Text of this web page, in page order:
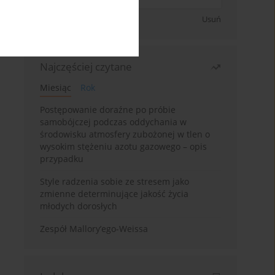
Usuń
Najczęściej czytane
Miesiąc
Rok
Postępowanie doraźne po próbie
samobójczej podczas oddychania w
środowisku atmosfery zubożonej w tlen o
wysokim stężeniu azotu gazowego – opis
przypadku
Style radzenia sobie ze stresem jako
zmienne determinujące jakość życia
młodych dorosłych
Zespół Mallory’ego-Weissa